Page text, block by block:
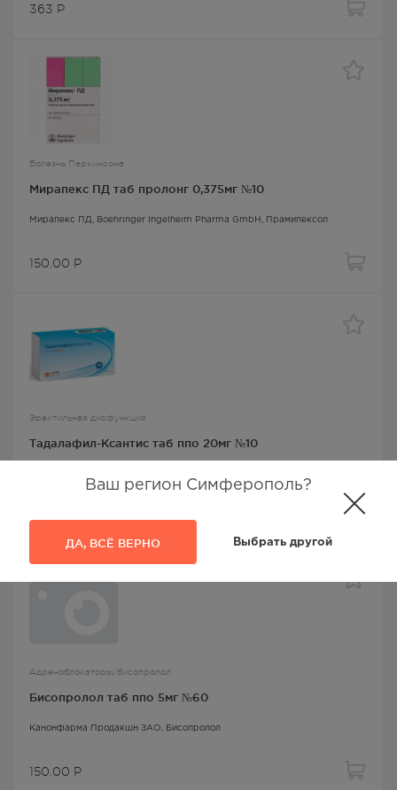
Ваш регион Симферополь?
ДА, ВСЁ ВЕРНО Выбрать другой
363 Р
Болезнь Паркинсона
Мирапекс ПД таб пролонг 0,375мг №10
Мирапекс ПД, Boehringer Ingelheim Pharma GmbH, Прамипексол
150.00 Р
Эректильная дисфункция
Тадалафил-Ксантис таб ппо 20мг №10
613Р
Адреноблокаторы/бисопролол
Бисопролол таб ппо 5мг №60
Канонфарма Продакшн ЗАО, Бисопролол
150.00 Р